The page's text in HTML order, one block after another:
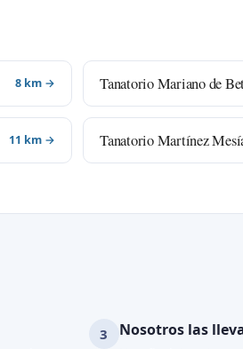
8 km → Tanatorio Mariano de
11 km → Tanatorio Martínez
Nosotros las